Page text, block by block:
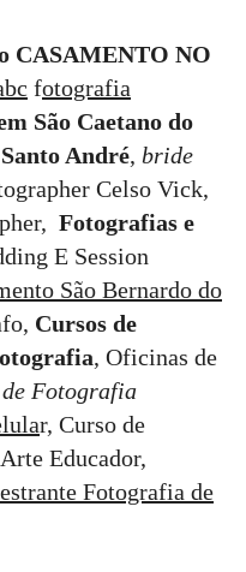
CASAMENTO NO
fotografia
São Caetano do
André, bride
Celso Vick,
Fotografias e
E Session
São Bernardo do
Cursos de
, Oficinas de
Fotografia
r, Curso de
Educador,
Fotografia de